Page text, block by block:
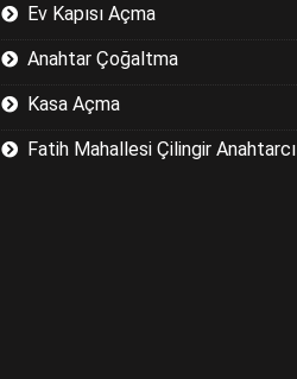
Ev Kapısı Açma
Anahtar Çoğaltma
Kasa Açma
Fatih Mahallesi Çilingir Anahtarcı